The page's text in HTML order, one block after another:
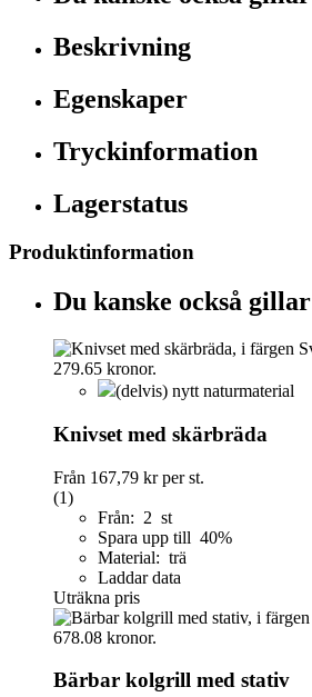
Beskrivning
Egenskaper
Tryckinformation
Lagerstatus
Produktinformation
Du kanske också gillar
(delvis) nytt naturmaterial
Knivset med skärbräda
Från 167,79 krper st.
(1)
Från: 2 st
Spara upp till 40%
Material: trä
Laddar data
Uträkna pris
Bärbar kolgrill med stativ